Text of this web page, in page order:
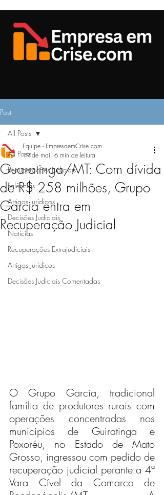
Post
All Posts
Recuperações Judiciais
Falências
Artigos Jurídicos
Decisões Judiciais
Notícias
Recuperações Extrajudiciais
Artigos Jurídicos
Decisões Judiciais Comentadas
All Posts
Guaratinga/MT: Com dívida
de R$ 258 milhões, Grupo
Garcia entra em
Recuperação Judicial
Equipe - EmpresaemCrise.com
19 de mai. 6 min de leitura
O Grupo Garcia, tradicional
família de produtores rurais com
operações concentradas nos
municípios de Guiratinga e
Poxoréu, no Estado de Mato
Grosso, ingressou com pedido de
recuperação judicial perante a 4ª
Vara Cível da Comarca de